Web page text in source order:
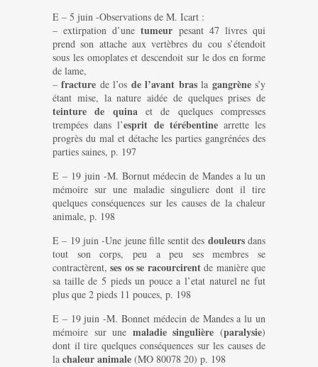
E – 5 juin -Observations de M. Icart :
– extirpation d’unetumeur pesant 47 livres qui
prend son attache aux vertèbres du cou s’étendoit
sous les omoplates et descendoit sur le dos en forme
de lame,
–fracture de l’os de l’avant brasla gangrènes’y
étant mise, la nature aidée de quelques prises de
teinture de quinaet de quelques compresses
trempées dans l’esprit de térébentinearrette les
progrès du mal et détache les parties gangrénées des
parties saines, p. 197
E – 19 juin -M. Bornut médecin de Mandes a lu un
mémoire sur une maladie singuliere dont il tire
quelques conséquences sur les causes de la chaleur
animale, p. 198
E – 19 juin -Une jeune fille sentit des douleursdans
tout son corps, peu a peu ses membres se
contractèrent,ses os se racourcirentde manière que
sa taille de 5 pieds un pouce a l’etat naturel ne fut
plus que 2 pieds 11 pouces, p. 198
E – 19 juin -M. Bonnet médecin de Mandes a lu un
mémoire sur une maladie singulière (paralysie)
dont il tire quelques conséquences sur les causes de
la chaleur animale (MO 80078 20) p. 198